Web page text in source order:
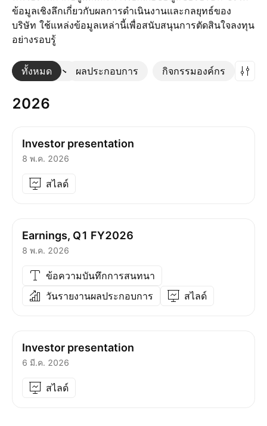
ข้อมูลเชิงลึกเกี่ยวกับผลการดำเนินงานและกลยุทธ์ของ
บริษัท ใช้แหล่งข้อมูลเหล่านี้เพื่อสนับสนุนการตัดสินใจลงทุน
อย่างรอบรู้
ทั้งหมด ผลประกอบการ กิจกรรมองค์กร
เพิ่มเติม
2026
Investor presentation
8 พ.ค. 2026
สไลด์
Earnings, Q1 FY2026
8 พ.ค. 2026
ข้อความบันทึกการสนทนา
วันรายงานผลประกอบการ
สไลด์
Investor presentation
6 มี.ค. 2026
สไลด์